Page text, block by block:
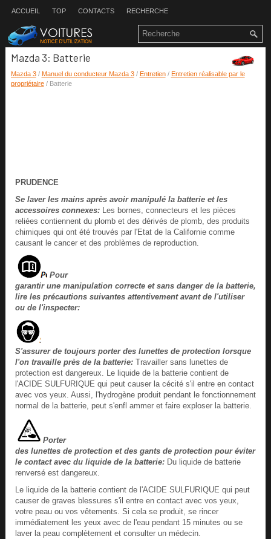
ACCUEIL TOP CONTACTS RECHERCHE
Mazda 3: Batterie
Mazda 3/ Manuel du conducteur Mazda 3/ Entretien/ Entretien réalisable par le
propriétaire/ Batterie
PRUDENCE
Se laver les mains après avoir manipulé la batterie et les
accessoires connexes:Les bornes, connecteurs et les pièces
reliées contiennent du plomb et des dérivés de plomb, des produits
chimiques qui ont été trouvés par l'Etat de la Californie comme
causant le cancer et des problèmes de reproduction.
Pour
garantir une manipulation correcte et sans danger de la batterie,
lire les précautions suivantes attentivement avant de l'utiliser
ou de l'inspecter:
S'assurer de toujours porter des lunettes de protection lorsque
l'on travaille près de la batterie:Travailler sans lunettes de
protection est dangereux. Le liquide de la batterie contient de
l'ACIDE SULFURIQUE qui peut causer la cécité s'il entre en contact
avec vos yeux. Aussi, l'hydrogène produit pendant le fonctionnement
normal de la batterie, peut s'enfl ammer et faire exploser la batterie.
Porter
des lunettes de protection et des gants de protection pour éviter
le contact avec du liquide de la batterie:Du liquide de batterie
renversé est dangereux.
Le liquide de la batterie contient de l'ACIDE SULFURIQUE qui peut
causer de graves blessures s'il entre en contact avec vos yeux,
votre peau ou vos vêtements. Si cela se produit, se rincer
immédiatement les yeux avec de l'eau pendant 15 minutes ou se
laver la peau complètement et consulter un médecin.